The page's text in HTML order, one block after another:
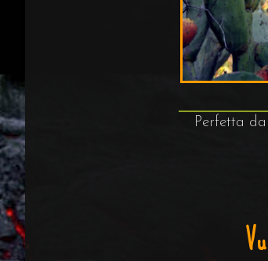
Perfetta